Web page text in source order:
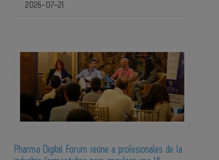
2026-07-21
Pharma Digital Forum reúne a profesionales de la